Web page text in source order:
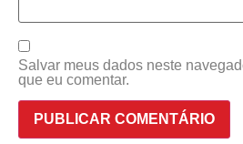
Salvar meus dados neste
que eu comentar.